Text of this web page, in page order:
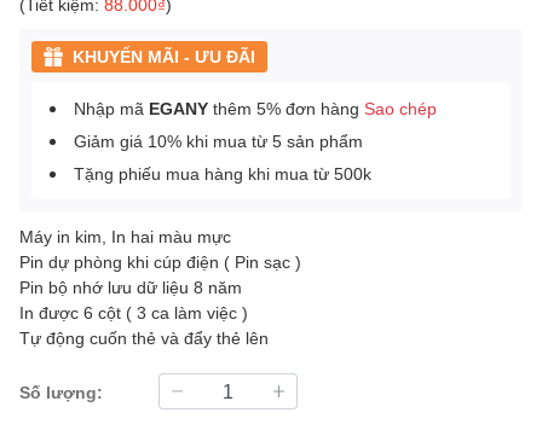
(Tiết kiệm: 88.000₫)
KHUYẾN MÃI - ƯU ĐÃI
Nhập mã EGANY thêm 5% đơn hàng Sao chép
Giảm giá 10% khi mua từ 5 sản phẩm
Tặng phiếu mua hàng khi mua từ 500k
Máy in kim, In hai màu mực
Pin dự phòng khi cúp điện ( Pin sạc )
Pin bộ nhớ lưu dữ liệu 8 năm
In được 6 cột ( 3 ca làm việc )
Tự động cuốn thẻ và đẩy thẻ lên
Số lượng: